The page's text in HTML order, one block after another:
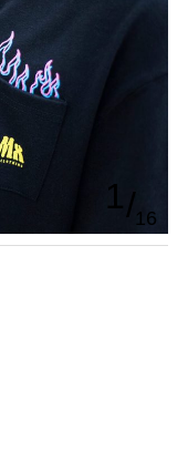
1
16